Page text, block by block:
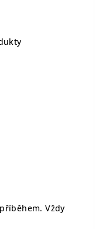
5 hvězdiček.
5 hvězdiček.
5 hvězdiček.
5 hvězdiček.
Vždy